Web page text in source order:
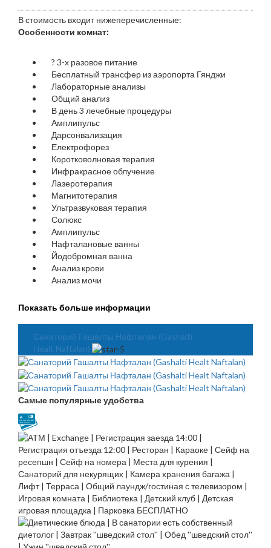
В стоимость входит нижеперечисленные:
Особенности комнат:
? 3-х разовое питание
Бесплатный трансфер из аэропорта Гянджи
Лабораторные анализы
Общий анализ
В день 3 лечебные процедуры
Амплипульс
Дарсонвализация
Електрофорез
Коротковолновая терапия
Инфракрасное облучение
Лазеротерапия
Магнитотерапия
Ультразвуковая терапия
Солюкс
Амплипульс
Нафталановые ванны
Йодобромная ванна
Анализ крови
Анализ мочи
Показать больше информации
Санаторий Гашалты Нафталан (Gashalti
Healt Naftalan)
Самые популярные удобства